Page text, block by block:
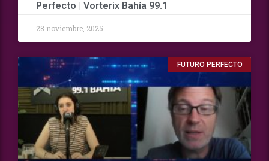
Perfecto | Vorterix Bahía 99.1
28 noviembre, 2025
FUTURO PERFECTO